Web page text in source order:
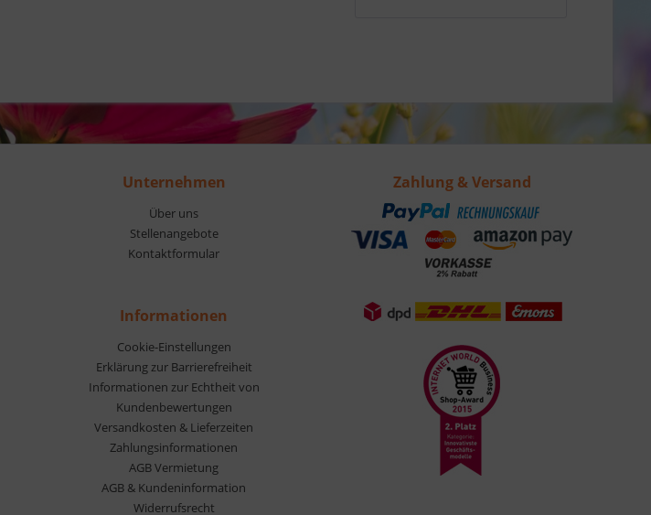
Unternehmen
Über uns
Stellenangebote
Kontaktformular
Informationen
Cookie-Einstellungen
Erklärung zur Barrierefreiheit
Informationen zur Echtheit von
Kundenbewertungen
Versandkosten & Lieferzeiten
Zahlungsinformationen
AGB Vermietung
AGB & Kundeninformation
Widerrufsrecht
Zahlung & Versand